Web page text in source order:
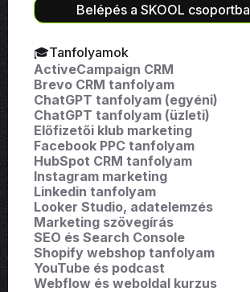
Belépés a SKOOL csoportba
🎓Tanfolyamok
ActiveCampaign CRM
Brevo CRM tanfolyam
ChatGPT tanfolyam (egyéni)
ChatGPT tanfolyam (üzleti)
Előfizetői klub marketing
Facebook PPC tanfolyam
HubSpot CRM tanfolyam
Instagram marketing
Linkedin tanfolyam
Looker Studio, adatelemzés
Marketing szövegírás
SEO és Search Console
Shopify webshop tanfolyam
YouTube és podcast
Webflow és weboldal kurzus